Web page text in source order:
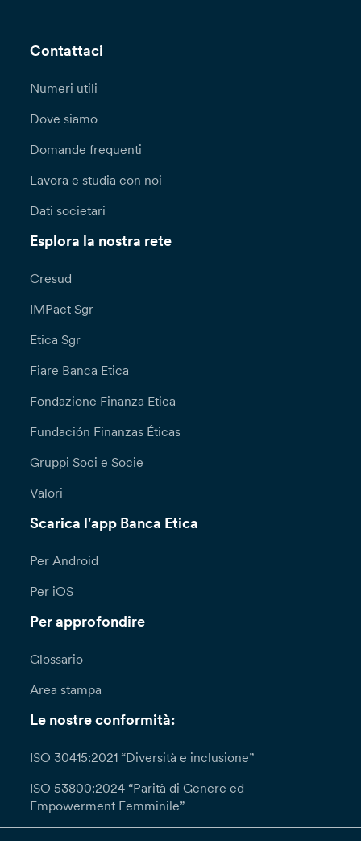
Contattaci
Numeri utili
Dove siamo
Domande frequenti
Lavora e studia con noi
Dati societari
Esplora la nostra rete
Cresud
IMPact Sgr
Etica Sgr
Fiare Banca Etica
Fondazione Finanza Etica
Fundación Finanzas Éticas
Gruppi Soci e Socie
Valori
Scarica l'app Banca Etica
Per Android
Per iOS
Per approfondire
Glossario
Area stampa
Le nostre conformità:
ISO 30415:2021 “Diversità e inclusione”
ISO 53800:2024 “Parità di Genere ed
Empowerment Femminile”